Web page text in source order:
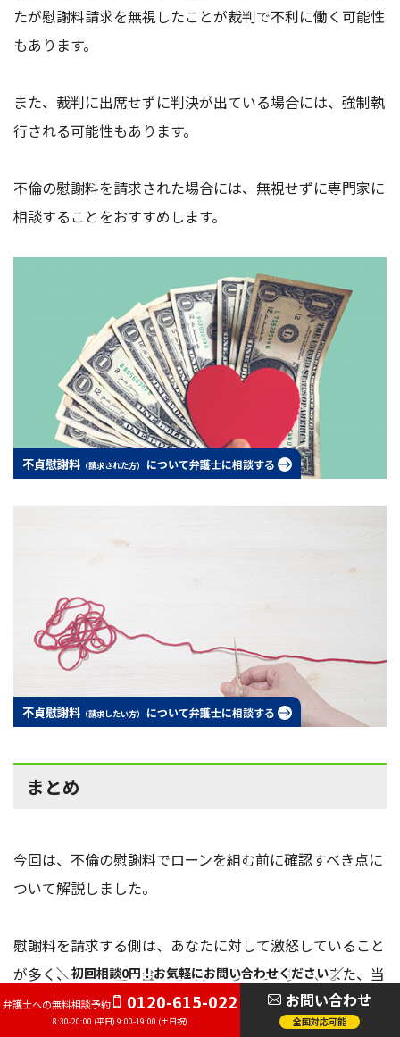
たが慰謝料請求を無視したことが裁判で不利に働く可能性
もあります。
また、裁判に出席せずに判決が出ている場合には、強制執
行される可能性もあります。
不倫の慰謝料を請求された場合には、無視せずに専門家に
相談することをおすすめします。
不貞慰謝料 （請求された方） について弁護士に相談する
不貞慰謝料 （請求したい方） について弁護士に相談する
まとめ
今回は、不倫の慰謝料でローンを組む前に確認すべき点に
ついて解説しました。
慰謝料を請求する側は、あなたに対して激怒していること
が多く、相場以上の金額を請求することが多く、また、当
事者同士での話し合いが困難なことが多いのが実情です。
＼ 初回相談0円！お気軽にお問い合わせください ／
弁護士への無料相談予約 0120-615-022
8:30-20:00 (平日) 9:00-19:00 (土日祝)
お問い合わせ
全国対応可能